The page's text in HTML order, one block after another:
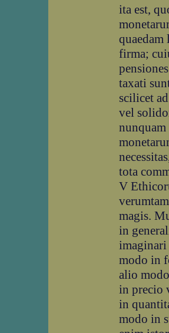
ita est,
quaedam
firma;
taxati
scilicet
vel
tota
V
magis.
in
modo in
alio
in precio
in
modo in